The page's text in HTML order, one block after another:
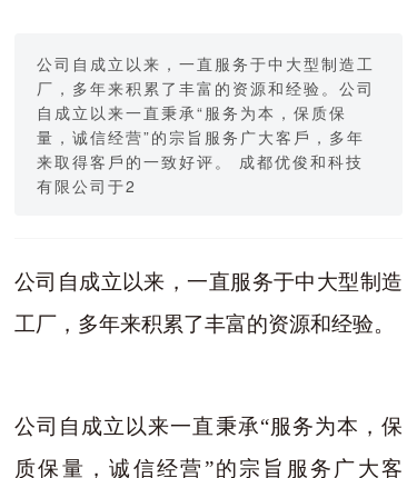
公司⾃成⽴以来，⼀直服务于中⼤型制造⼯
⼚，多年来积累了丰富的资源和经验。公司
⾃成⽴以来⼀直秉承“服务为本，保质保
量，诚信经营”的宗旨服务⼴⼤客⼾，多年
来取得客⼾的⼀致好评。 成都优俊和科技
有限公司于2
公司⾃成⽴以来，⼀直服务于中⼤型制造
⼯⼚，多年来积累了丰富的资源和经验。
公司⾃成⽴以来⼀直秉承“服务为本，保
质保量，诚信经营”的宗旨服务⼴⼤客